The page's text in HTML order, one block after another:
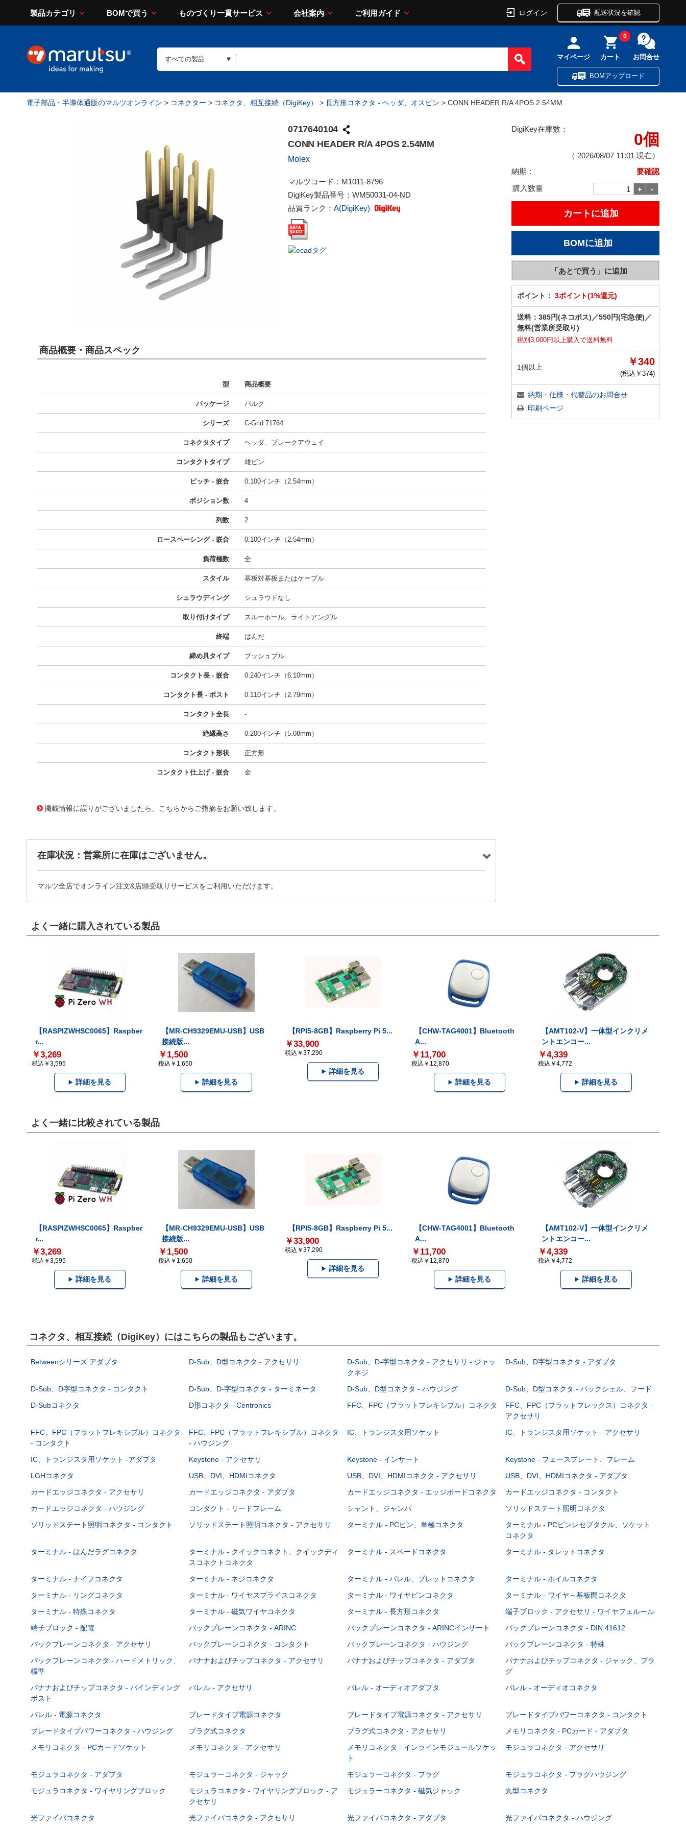
製品カテゴリ BOMで買う ものづくり一貫サービス 会社案内 ご利用ガイド ログイン 配送状況を確認
マイページ カート
0
お問合せ
BOMアップロード
電子部品・半導体通販のマルツオンライン > コネクター > コネクタ、相互接続（DigiKey） > 長方形コネクタ - ヘッダ、オスピン > CONN HEADER R/A 4POS 2.54MM
0717640104
CONN HEADER R/A 4POS 2.54MM
Molex
マルツコード： M1011-8796
DigiKey製品番号： WM50031-04-ND
品質ランク： A(DigiKey)
DigiKey在庫数：
0個
（ 2026/08/07 11:01 現在）
納期：
要確認
購入数量
ポイント： 3ポイント(1%還元)
送料： 385円(ネコポス) ／550円(宅急便) ／
無料(営業所受取り)
税別3,000円以上購入で送料無料
1個以上 ￥340
(税込￥ 374)
納期・仕様・代替品のお問合せ
印刷ページ
商品概要・商品スペック
型 商品概要
パッケージ バルク
シリーズ C-Grid 71764
コネクタタイプ ヘッダ、ブレークアウェイ
コンタクトタイプ 雄ピン
ピッチ - 嵌合 0.100インチ（2.54mm）
ポジション数 4
列数 2
ロースペーシング - 嵌合 0.100インチ（2.54mm）
負荷極数 全
スタイル 基板対基板またはケーブル
シュラウディング シュラウドなし
取り付けタイプ スルーホール、ライトアングル
終端 はんだ
締め具タイプ プッシュプル
コンタクト長 - 嵌合 0.240インチ（6.10mm）
コンタクト長 - ポスト 0.110インチ（2.79mm）
コンタクト全長 -
絶縁高さ 0.200インチ（5.08mm）
コンタクト形状 正方形
コンタクト仕上げ - 嵌合 金
掲載情報に誤りがございましたら、こちらからご指摘をお願い致します。
在庫状況：営業所に在庫はございません。
マルツ全店でオンライン注文&店頭受取りサービスをご利用いただけます。
よく一緒に購入されている製品
【RASPIZWHSC0065】Raspber
r...
￥3,269
税込￥3,595
詳細を見る
【MR-CH9329EMU-USB】USB
接続版...
￥1,500
税込￥1,650
詳細を見る
【RPI5-8GB】Raspberry Pi 5...
￥33,900
税込￥37,290
詳細を見る
【CHW-TAG4001】Bluetooth
A...
￥11,700
税込￥12,870
詳細を見る
【AMT102-V】一体型インクリメ
ントエンコー...
￥4,339
税込￥4,772
詳細を見る
よく一緒に比較されている製品
【RASPIZWHSC0065】Raspber
r...
￥3,269
税込￥3,595
詳細を見る
【MR-CH9329EMU-USB】USB
接続版...
￥1,500
税込￥1,650
詳細を見る
【RPI5-8GB】Raspberry Pi 5...
￥33,900
税込￥37,290
詳細を見る
【CHW-TAG4001】Bluetooth
A...
￥11,700
税込￥12,870
詳細を見る
【AMT102-V】一体型インクリメ
ントエンコー...
￥4,339
税込￥4,772
詳細を見る
コネクタ、相互接続（DigiKey）にはこちらの製品もございます。
Betweenシリーズ アダプタ D-Sub、D型コネクタ - アクセサリ
D-Sub、D-字型コネクタ - アクセサリ - ジャッ
クネジ
D-Sub、D字型コネクタ - アダプタ
D-Sub、D字型コネクタ - コンタクト D-Sub、D-字型コネクタ - ターミネータ D-Sub、D型コネクタ - ハウジング
D-Sub、D型コネクタ - バックシェル、フード
D-Subコネクタ
D形コネクタ - Centronics FFC、FPC（フラットフレキシブル）コネクタ
FFC、FPC（フラットフレックス）コネクタ -
アクセサリ
FFC、FPC（フラットフレキシブル）コネクタ
- コンタクト
FFC、FPC（フラットフレキシブル）コネクタ
- ハウジング
IC、トランジスタ用ソケット IC、トランジスタ用ソケット - アクセサリ
IC、トランジスタ用ソケット -アダプタ Keystone - アクセサリ Keystone - インサート
Keystone - フェースプレート、フレーム
LGHコネクタ
USB、DVI、HDMIコネクタ USB、DVI、HDMIコネクタ - アクセサリ
USB、DVI、HDMIコネクタ - アダプタ
カードエッジコネクタ - アクセサリ
カードエッジコネクタ - アダプタ カードエッジコネクタ - エッジボードコネクタ
カードエッジコネクタ - コンタクト
カードエッジコネクタ - ハウジング
コンタクト - リードフレーム シャント、ジャンパ
ソリッドステート照明コネクタ
ソリッドステート照明コネクタ - コンタクト
ソリッドステート照明コネクタ - アクセサリ ターミナル - PCピン、単極コネクタ
ターミナル - PCピンレセプタクル、ソケット
コネクタ
ターミナル - はんだラグコネクタ
ターミナル - クイックコネクト、クイックディ
スコネクトコネクタ
ターミナル - スペードコネクタ ターミナル - タレットコネクタ
ターミナル - ナイフコネクタ ターミナル - ネジコネクタ ターミナル - バレル、ブレットコネクタ
ターミナル - ホイルコネクタ
ターミナル - リングコネクタ
ターミナル - ワイヤスプライスコネクタ ターミナル - ワイヤピンコネクタ
ターミナル - ワイヤ～基板間コネクタ
ターミナル - 特殊コネクタ
ターミナル - 磁気ワイヤコネクタ ターミナル - 長方形コネクタ
端子ブロック - アクセサリ - ワイヤフェルール
端子ブロック - 配電
バックプレーンコネクタ - ARINC バックプレーンコネクタ - ARINCインサート
バックプレーンコネクタ - DIN 41612
バックプレーンコネクタ - アクセサリ
バックプレーンコネクタ - コンタクト バックプレーンコネクタ - ハウジング
バックプレーンコネクタ - 特殊
バックプレーンコネクタ - ハードメトリック、
標準
バナナおよびチップコネクタ - アクセサリ バナナおよびチップコネクタ - アダプタ
バナナおよびチップコネクタ - ジャック、プラ
グ
バナナおよびチップコネクタ - バインディング
ポスト
バレル - アクセサリ バレル - オーディオアダプタ バレル - オーディオコネクタ
バレル - 電源コネクタ ブレードタイプ電源コネクタ ブレードタイプ電源コネクタ - アクセサリ
ブレードタイプパワーコネクタ - コンタクト
ブレードタイプパワーコネクタ - ハウジング
プラグ式コネクタ プラグ式コネクタ - アクセサリ
メモリコネクタ - PCカード - アダプタ
メモリコネクタ - PCカードソケット
メモリコネクタ - アクセサリ
メモリコネクタ - インラインモジュールソケッ
ト
モジュラコネクタ - アクセサリ
モジュラコネクタ - アダプタ モジュラーコネクタ - ジャック モジュラーコネクタ - プラグ
モジュラコネクタ - プラグハウジング
モジュラコネクタ - ワイヤリングブロック
モジュラコネクタ - ワイヤリングブロック - ア
クセサリ
モジュラーコネクタ - 磁気ジャック 丸型コネクタ
光ファイバコネクタ 光ファイバコネクタ - アクセサリ 光ファイバコネクタ - アダプタ
光ファイバコネクタ - ハウジング